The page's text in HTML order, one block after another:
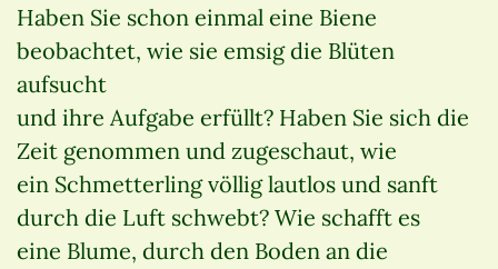
Haben Sie schon einmal eine Biene
beobachtet, wie sie emsig die Blüten
aufsucht
und ihre Aufgabe erfüllt? Haben Sie sich die
Zeit genommen und zugeschaut, wie
ein Schmetterling völlig lautlos und sanft
durch die Luft schwebt? Wie schafft es
eine Blume, durch den Boden an die